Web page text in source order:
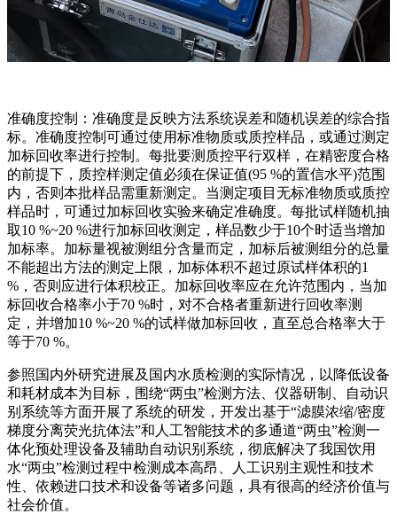
准确度控制：准确度是反映方法系统误差和随机误差的综合指
标。准确度控制可通过使用标准物质或质控样品，或通过测定
加标回收率进行控制。每批要测质控平行双样，在精密度合格
的前提下，质控样测定值必须在保证值(95 %的置信水平)范围
内，否则本批样品需重新测定。当测定项目无标准物质或质控
样品时，可通过加标回收实验来确定准确度。每批试样随机抽
取10 %~20 %进行加标回收测定，样品数少于10个时适当增加
加标率。加标量视被测组分含量而定，加标后被测组分的总量
不能超出方法的测定上限，加标体积不超过原试样体积的1
%，否则应进行体积校正。加标回收率应在允许范围内，当加
标回收合格率小于70 %时，对不合格者重新进行回收率测
定，并增加10 %~20 %的试样做加标回收，直至总合格率大于
等于70 %。
参照国内外研究进展及国内水质检测的实际情况，以降低设备
和耗材成本为目标，围绕“两虫”检测方法、仪器研制、自动识
别系统等方面开展了系统的研发，开发出基于“滤膜浓缩/密度
梯度分离荧光抗体法”和人工智能技术的多通道“两虫”检测一
体化预处理设备及辅助自动识别系统，彻底解决了我国饮用
水“两虫”检测过程中检测成本高昂、人工识别主观性和技术
性、依赖进口技术和设备等诸多问题，具有很高的经济价值与
社会价值。